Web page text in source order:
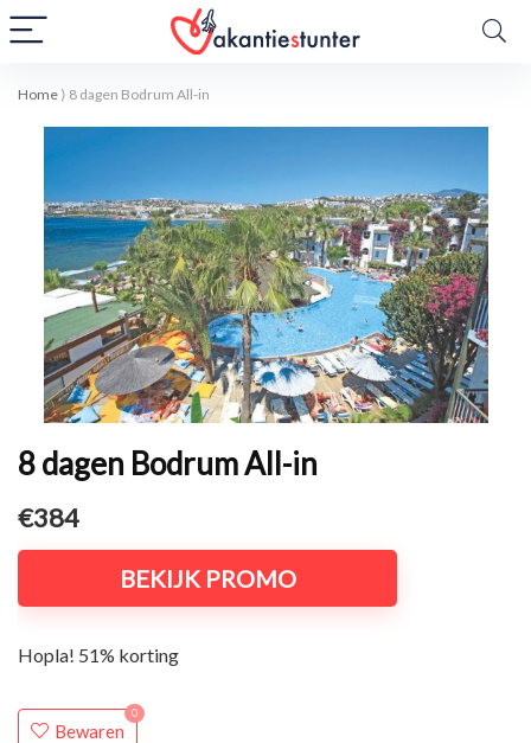
Home ⟩ 8 dagen Bodrum All-in
8 dagen Bodrum All-in
€384
BEKIJK PROMO
Hopla! 51% korting
Bewaren
0